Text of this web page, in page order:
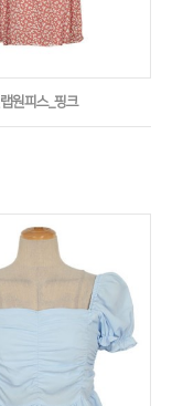
원피스_핑크